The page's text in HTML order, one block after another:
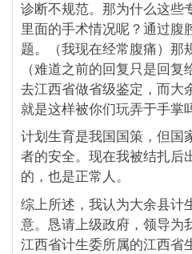
诊断不规范。那为什么这些
里面的手术情况呢？通过腹
题。（我现在经常腹痛）那
（难道之前的回复只是回
去江西省做省级鉴定，而大
就是这样被你们玩弄于手掌
计划生育是我国国策，但国
者的安全。现在我被结扎后
的，也是正常人。
综上所述，我认为大余县计
意。恳请上级政府，领导为
江西省计生委所属的江西省